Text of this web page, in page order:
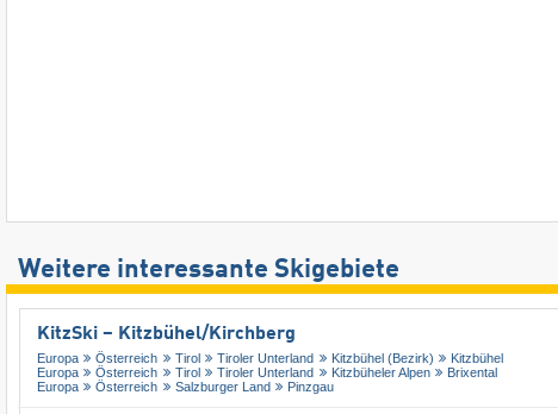
Weitere interessante Skigebiete
KitzSki – Kitzbühel/​Kirchberg
Europa Österreich Tirol Tiroler Unterland Kitzbühel (Bezirk)
Kitzbühel
Europa
Österreich Tirol Tiroler Unterland Kitzbüheler Alpen
Brixental
Europa
Österreich Salzburger Land Pinzgau